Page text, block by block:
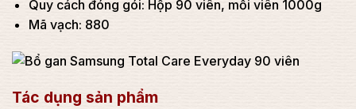
Quy cách đóng gói: Hộp 90 viên, mỗi viên 1000g
Mã vạch: 880
Tác dụng sản phẩm